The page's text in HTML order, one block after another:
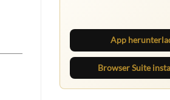
App
Browser Suite